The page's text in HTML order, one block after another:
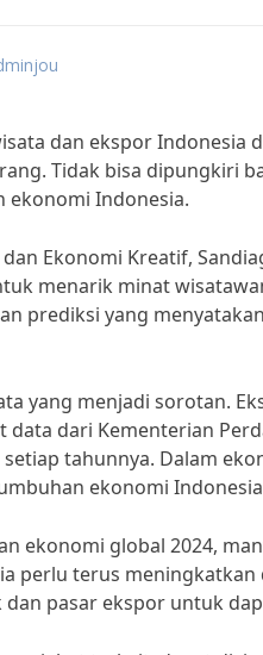
dan ekspor Indonesia
Tidak bisa dipungkiri
ekonomi Indonesia.
Ekonomi Kreatif,
menarik minat
prediksi yang
yang menjadi sorotan.
dari Kementerian
tahunnya. Dalam
ekonomi
ekonomi global 2024,
perlu terus
pasar ekspor untuk